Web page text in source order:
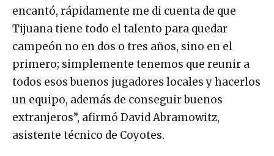
encantó, rápidamente me di cuenta de que
Tijuana tiene todo el talento para quedar
campeón no en dos o tres años, sino en el
primero; simplemente tenemos que reunir a
todos esos buenos jugadores locales y hacerlos
un equipo, además de conseguir buenos
extranjeros”, afirmó David Abramowitz,
asistente técnico de Coyotes.